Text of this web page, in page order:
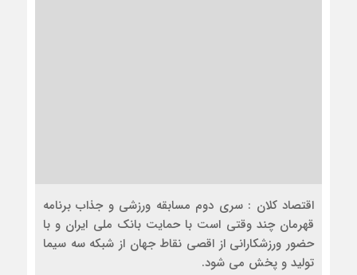
اقتصاد کلان : سری دوم مسابقه ورزشی و جذاب برنامه
قهرمان چند وقتی است با حمایت بانک ملی ایران و با
حضور ورزشکارانی از اقصی نقاط جهان از شبکه سه سیما
تولید و پخش می شود.